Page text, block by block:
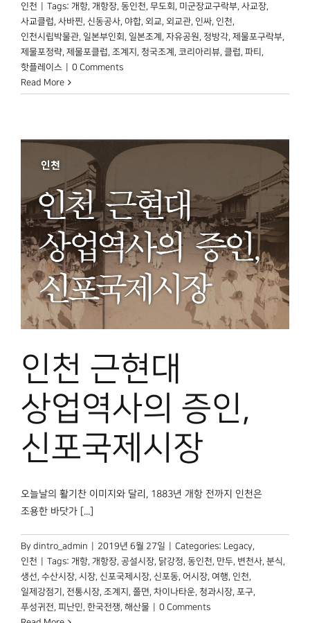
인천
Tags: 개항 개항장 동인천 무도회 미군장교구락부 사교장
사교클럽 사바찐 신동공사 야합 외교 외교관 인싸 인천
인천시립박물관 일본부인회 일본조계 자유공원 정방각 제물포구락부
제물포정략 제물포클럽 조계지 청국조계 코리아리뷰 클럽 파티
핫플레이스
0 Comments
Read More
인천 근현대
상업역사의 증인,
신포국제시장
오늘날의 활기찬 이미지와 달리, 1883년 개항 전까지 인천은
조용한 바닷가 [...]
By dintro_admin 2019년 6월 27일 Categories: Legacy,
인천
Tags: 개항, 개항장, 공설시장, 닭강정, 동인천, 만두, 변천사, 분식,
생선, 수산시장, 시장, 신포국제시장, 신포동, 어시장, 여행, 인천,
일제강점기 , 전통시장, 조계지 , 쫄면, 차이나타운, 청과시장, 포구,
푸성귀전, 피난민, 한국전쟁, 해산물
0 Comments